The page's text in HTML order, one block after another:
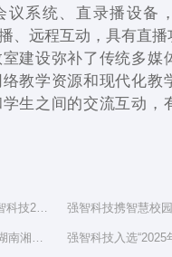
议系统、直录播设备
、远程互动，具有直播
建设弥补了传统多媒
教学资源和现代化教
生之间的交流互动，
强基聚智 共赴新程 | 强智科技2025年度总结表彰大会隆重举行
强智科技连续两年获评“湖南湘江新区民营企业社会责任百强”